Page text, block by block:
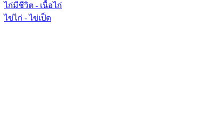
ไก่มีชีวิต - เนื้อไก่
ไข่ไก่ - ไข่เป็ด